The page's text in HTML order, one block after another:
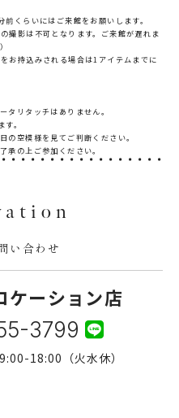
くらいにはご来館をお願いします。
撮影は不可となります。ご来館が遅れま
お持込みされる場合は1アイテムまでに
タリタッチはありません。
。
の空模様を見てご判断ください。
承の上ご参加ください。
い合わせ
ケーション店
3799
18:00（火水休）